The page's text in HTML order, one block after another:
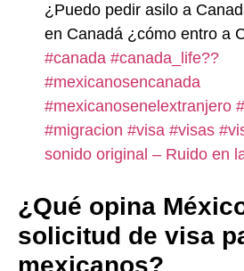
¿Puedo pedir asilo a
en Canadá ¿cómo entro a
#canada #canada_life??
#mexicanosencanada
#mexicanosenelextranjero
#migracion #visa #visas
sonido original – Ruido en
¿Qué opina
solicitud de visa
mexicanos?